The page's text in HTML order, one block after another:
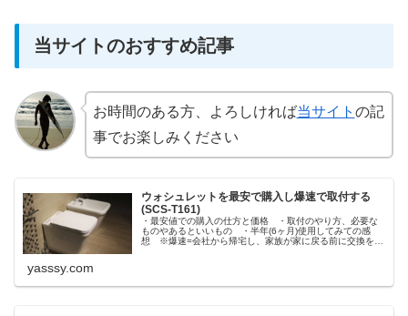
当サイトのおすすめ記事
お時間のある方、よろしければ当サイト の記
事でお楽しみください
ウォシュレットを最安で購入し爆速で取付する
(SCS-T161)
・最安値での購入の仕方と価格 ・取付のやり方、必要な
ものやあるといいもの ・半年(6ヶ月)使用してみての感
想 ※爆速=会社から帰宅し、家族が家に戻る前に交換を意
yasssy.com